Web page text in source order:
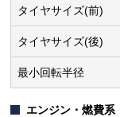
タイヤサイズ(前)
タイヤサイズ(後)
最小回転半径
エンジン・燃費系